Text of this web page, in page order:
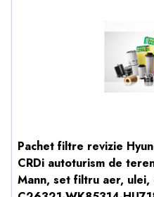
Pachet filtre revizie
CRDi autoturism de
Mann, set filtru aer,